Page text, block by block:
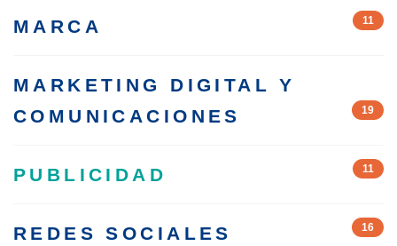
MARCA 11
MARKETING DIGITAL Y
COMUNICACIONES
19
PUBLICIDAD 11
REDES SOCIALES 16